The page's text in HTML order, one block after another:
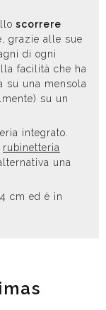
scorrere
grazie alle sue
di ogni
facilità che ha
su una mensola
su un
integrato.
rubinetteria
una
cm ed è in